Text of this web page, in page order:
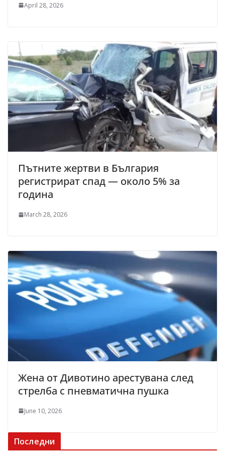
April 28, 2026
Пътните жертви в България
регистрират спад — около 5% за
година
March 28, 2026
Жена от Дивотино арестувана след
стрелба с пневматична пушка
June 10, 2026
Последни